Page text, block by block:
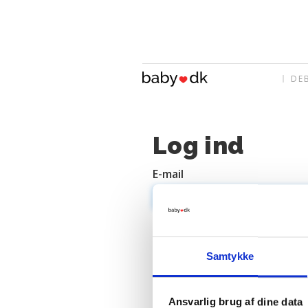
Samtykke
Ansvarlig brug af dine data
Log ind
E-mail